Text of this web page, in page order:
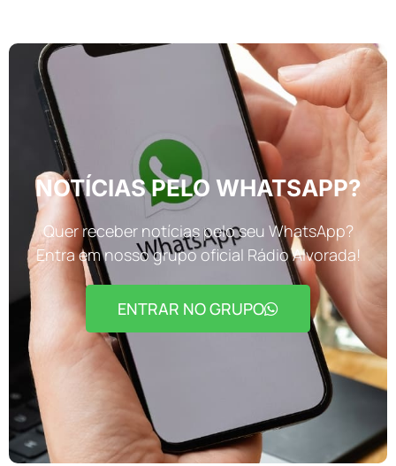
NOTÍCIAS PELO WHATSAPP?
Quer receber notícias pelo seu WhatsApp?
Entra em nosso grupo oficial Rádio Alvorada!
ENTRAR NO GRUPO